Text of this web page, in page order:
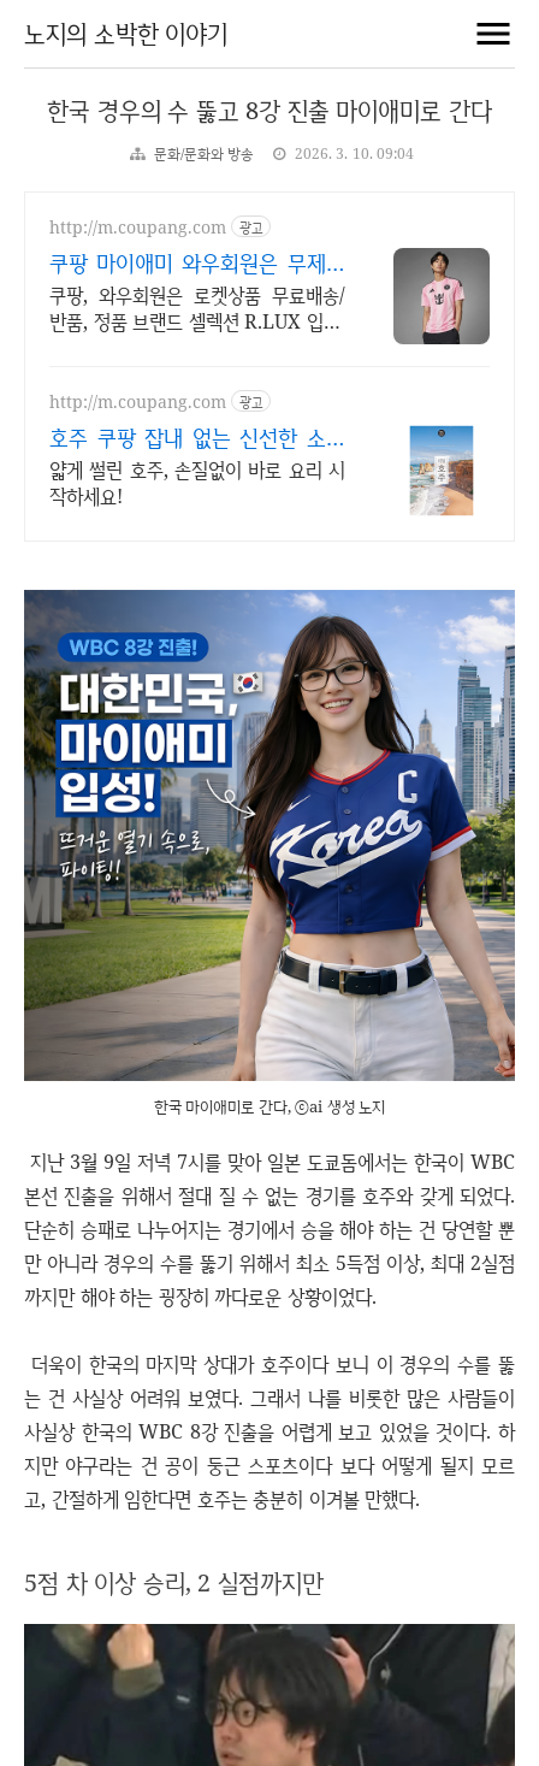
노지의 소박한 이야기
한국 경우의 수 뚫고 8강 진출 마이애미로 간다
문화/문화와 방송 2026. 3. 10. 09:04
http://m.coupang.com 광고
쿠팡 마이애미 와우회원은 무제한
무료배송
쿠팡, 와우회원은 로켓상품 무료배송/
반품, 정품 브랜드 셀렉션 R.LUX 입점.
http://m.coupang.com 광고
호주 쿠팡 잡내 없는 신선한 소고
기
얇게 썰린 호주, 손질없이 바로 요리 시
작하세요!
한국 마이애미로 간다, ⓒai 생성 노지
지난 3월 9일 저녁 7시를 맞아 일본 도쿄돔에서는 한국이 WBC
본선 진출을 위해서 절대 질 수 없는 경기를 호주와 갖게 되었다.
단순히 승패로 나누어지는 경기에서 승을 해야 하는 건 당연할 뿐
만 아니라 경우의 수를 뚫기 위해서 최소 5득점 이상, 최대 2실점
까지만 해야 하는 굉장히 까다로운 상황이었다.
더욱이 한국의 마지막 상대가 호주이다 보니 이 경우의 수를 뚫
는 건 사실상 어려워 보였다. 그래서 나를 비롯한 많은 사람들이
사실상 한국의 WBC 8강 진출을 어렵게 보고 있었을 것이다. 하
지만 야구라는 건 공이 둥근 스포츠이다 보다 어떻게 될지 모르
고, 간절하게 임한다면 호주는 충분히 이겨볼 만했다.
5점 차 이상 승리, 2 실점까지만